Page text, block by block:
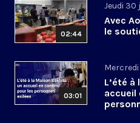
02:44
Jeudi 30
Avec
le
03:01
L’été à
accueil